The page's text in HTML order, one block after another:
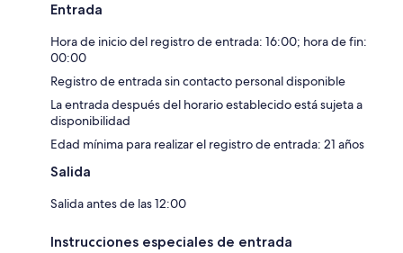
Entrada
Hora de inicio del registro de entrada: 16:00; hora de fin:
00:00
Registro de entrada sin contacto personal disponible
La entrada después del horario establecido está sujeta a
disponibilidad
Edad mínima para realizar el registro de entrada: 21 años
Salida
Salida antes de las 12:00
Instrucciones especiales de entrada